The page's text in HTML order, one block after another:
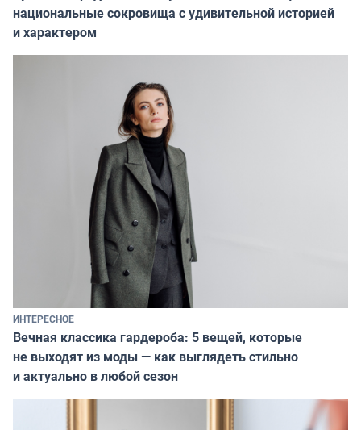
национальные сокровища с удивительной историей
и характером
ИНТЕРЕСНОЕ
Вечная классика гардероба: 5 вещей, которые
не выходят из моды — как выглядеть стильно
и актуально в любой сезон